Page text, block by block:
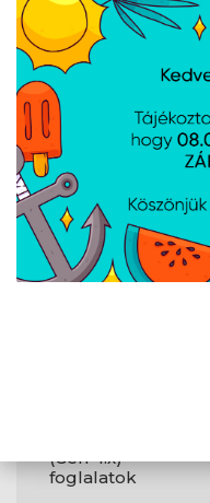
USB 3.2 Gen 2 (3.1
Gen 2) C típusú
portok száma
Csatlakozók
és
csatlakozási
felületek
DisplayPort száma
(Gen 4.x)
foglalatok